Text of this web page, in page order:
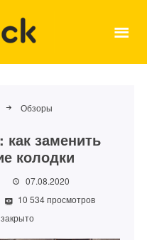
Обзоры
заменить
колодки
07.08.2020
10 534 просмотров